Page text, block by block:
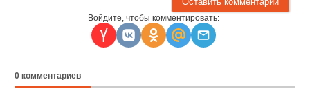
Войдите, чтобы комментировать:
0 комментариев